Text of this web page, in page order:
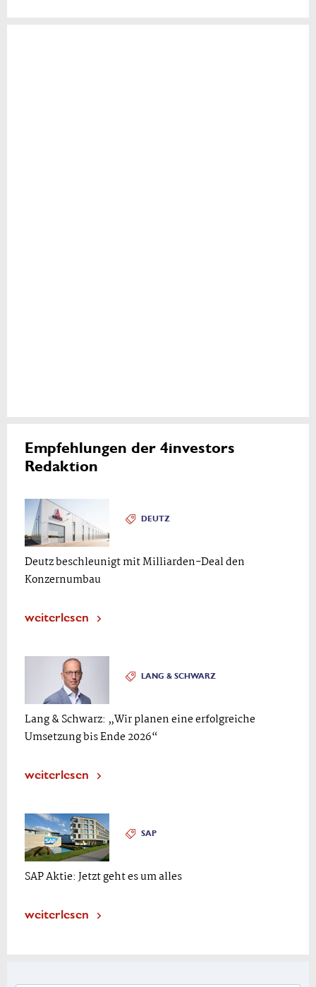
Empfehlungen der 4investors
Redaktion
DEUTZ
Deutz beschleunigt mit Milliarden-Deal den
Konzernumbau
weiterlesen
LANG & SCHWARZ
Lang & Schwarz: „Wir planen eine erfolgreiche
Umsetzung bis Ende 2026“
weiterlesen
SAP
SAP Aktie: Jetzt geht es um alles
weiterlesen